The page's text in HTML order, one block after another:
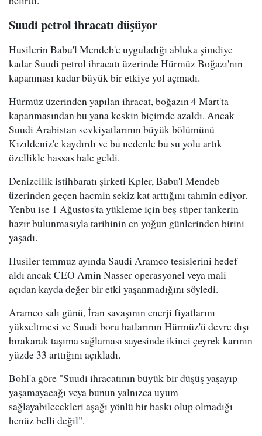
Suudi petrol ihracatı düşüyor
Husilerin Babu'l Mendeb'e uyguladığı abluka şimdiye
kadar Suudi petrol ihracatı üzerinde Hürmüz Boğazı'nın
kapanması kadar büyük bir etkiye yol açmadı.
Hürmüz üzerinden yapılan ihracat, boğazın 4 Mart'ta
kapanmasından bu yana keskin biçimde azaldı. Ancak
Suudi Arabistan sevkiyatlarının büyük bölümünü
Kızıldeniz'e kaydırdı ve bu nedenle bu su yolu artık
özellikle hassas hale geldi.
Denizcilik istihbaratı şirketi Kpler, Babu'l Mendeb
üzerinden geçen hacmin sekiz kat arttığını tahmin ediyor.
Yenbu ise 1 Ağustos'ta yükleme için beş süper tankerin
hazır bulunmasıyla tarihinin en yoğun günlerinden birini
yaşadı.
Husiler temmuz ayında Saudi Aramco tesislerini hedef
aldı ancak CEO Amin Nasser operasyonel veya mali
açıdan kayda değer bir etki yaşanmadığını söyledi.
Aramco salı günü, İran savaşının enerji fiyatlarını
yükseltmesi ve Suudi boru hatlarının Hürmüz'ü devre dışı
bırakarak taşıma sağlaması sayesinde ikinci çeyrek karının
yüzde 33 arttığını açıkladı.
Bohl'a göre "Suudi ihracatının büyük bir düşüş yaşayıp
yaşamayacağı veya bunun yalnızca uyum
sağlayabilecekleri aşağı yönlü bir baskı olup olmadığı
henüz belli değil".